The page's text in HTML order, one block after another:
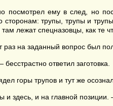
посмотрел ему в след, но
сторонам: трупы, трупы и
лежат спецназовцы, как те
на заданный вопрос был
ответил заготовка.
горы трупов и тут же
и здесь, и на главной